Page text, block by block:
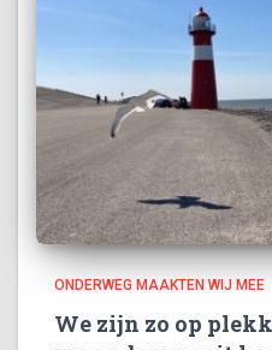
ONDERWEG MAAKTEN WIJ MEE
We zijn zo op